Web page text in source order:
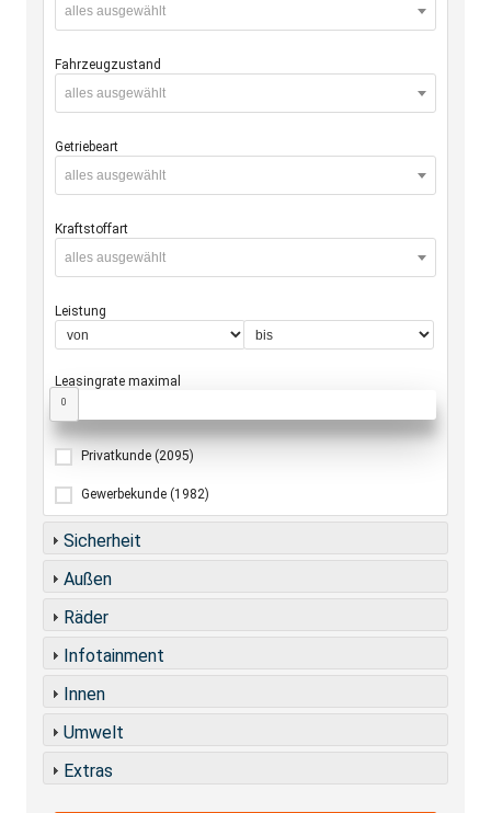
alles ausgewählt
Fahrzeugzustand
alles ausgewählt
Getriebeart
alles ausgewählt
Kraftstoffart
alles ausgewählt
Leistung
Leasingrate maximal
0
Privatkunde (2095)
Gewerbekunde (1982)
Sicherheit
Außen
Räder
Infotainment
Innen
Umwelt
Extras